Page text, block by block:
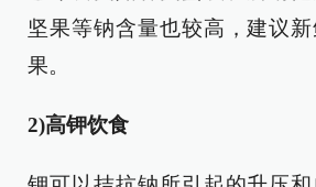
坚果等钠含量也较高，建议
果。
2)高钾饮食